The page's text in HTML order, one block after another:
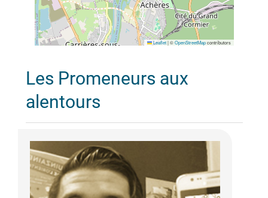
Leaflet |©OpenStreetMapcontributors
Les Promeneurs aux
alentours